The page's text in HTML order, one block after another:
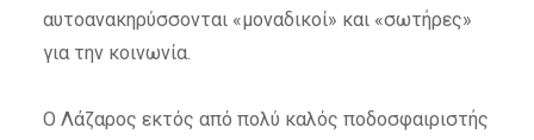
αυτοανακηρύσσονται «μοναδικοί» και «σωτήρες»
για την κοινωνία.
Ο Λάζαρος εκτός από πολύ καλός ποδοσφαιριστής